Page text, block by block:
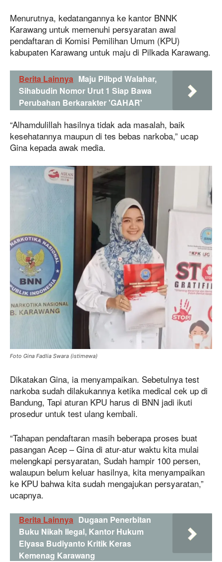
Menurutnya, kedatangannya ke kantor BNNK
Karawang untuk memenuhi persyaratan awal
pendaftaran di Komisi Pemilihan Umum (KPU)
kabupaten Karawang untuk maju di Pilkada Karawang.
Berita Lainnya Maju Pilbpd Walahar,
Sihabudin Nomor Urut 1 Siap Bawa
Perubahan Berkarakter 'GAHAR'
“Alhamdulillah hasilnya tidak ada masalah, baik
kesehatannya maupun di tes bebas narkoba,” ucap
Gina kepada awak media.
Foto Gina Fadlia Swara (istimewa)
Dikatakan Gina, ia menyampaikan. Sebetulnya test
narkoba sudah dilakukannya ketika medical cek up di
Bandung, Tapi aturan KPU harus di BNN jadi ikuti
prosedur untuk test ulang kembali.
“Tahapan pendaftaran masih beberapa proses buat
pasangan Acep – Gina di atur-atur waktu kita mulai
melengkapi persyaratan, Sudah hampir 100 persen,
walaupun belum keluar hasilnya, kita menyampaikan
ke KPU bahwa kita sudah mengajukan persyaratan,”
ucapnya.
Berita Lainnya Dugaan Penerbitan
Buku Nikah Ilegal, Kantor Hukum
Elyasa Budiyanto Kritik Keras
Kemenag Karawang